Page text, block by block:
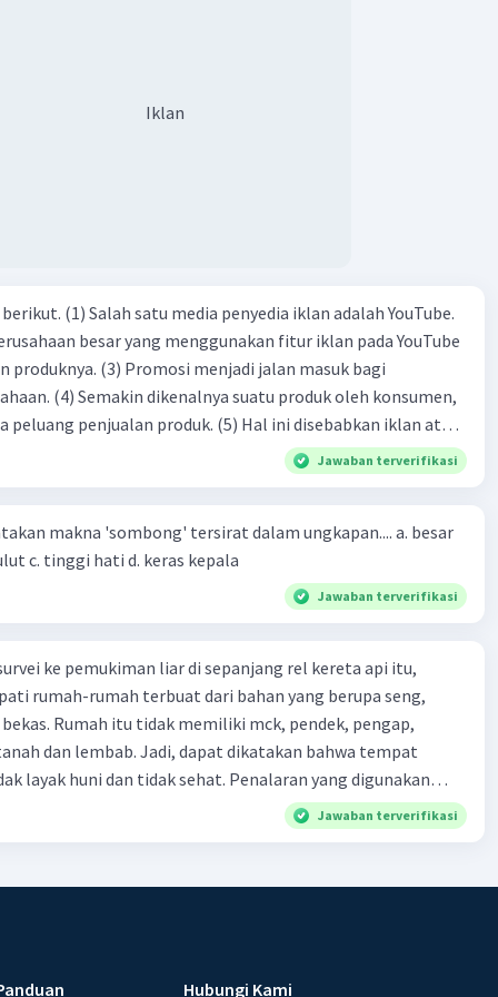
Iklan
iklan adalah YouTube.
besar yang menggunakan fitur iklan pada YouTube
menjadi jalan masuk bagi
oleh konsumen,
produk. (5) Hal ini disebabkan iklan atau
cara untuk mengenalkan produk perusahaan kepada
(2)
Jawaban terverifikasi
makna 'sombong' tersirat dalam ungkapan.... a. besar
kepala b. besar mulut c. tinggi hati d. keras kepala
Jawaban terverifikasi
ke pemukiman liar di sepanjang rel kereta api itu,
rumah-rumah terbuat dari bahan yang berupa seng,
bekas. Rumah itu tidak memiliki mck, pendek, pengap,
dan lembab. Jadi, dapat dikatakan bahwa tempat
dan tidak sehat. Penalaran yang digunakan
adalah . . . .
Jawaban terverifikasi
Hubungi Kami